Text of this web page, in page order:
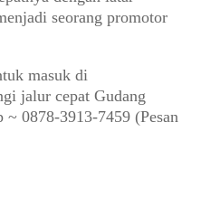
seorang promotor
masuk di
jalur cepat Gudang
0878-3913-7459 (Pesan